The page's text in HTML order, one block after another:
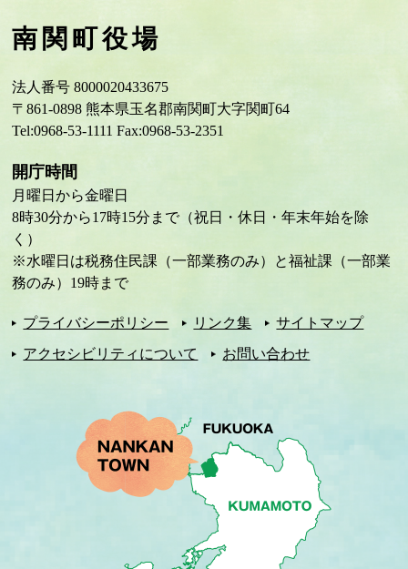
南関町役場
法人番号 8000020433675
〒861-0898 熊本県玉名郡南関町大字関町64
Tel:0968-53-1111 Fax:0968-53-2351
開庁時間
月曜日から金曜日
8時30分から17時15分まで（祝日・休日・年末年始を除
く）
※水曜日は税務住民課（一部業務のみ）と福祉課（一部業
務のみ）19時まで
プライバシーポリシー リンク集
サイトマップ
アクセシビリティについて
お問い合わせ